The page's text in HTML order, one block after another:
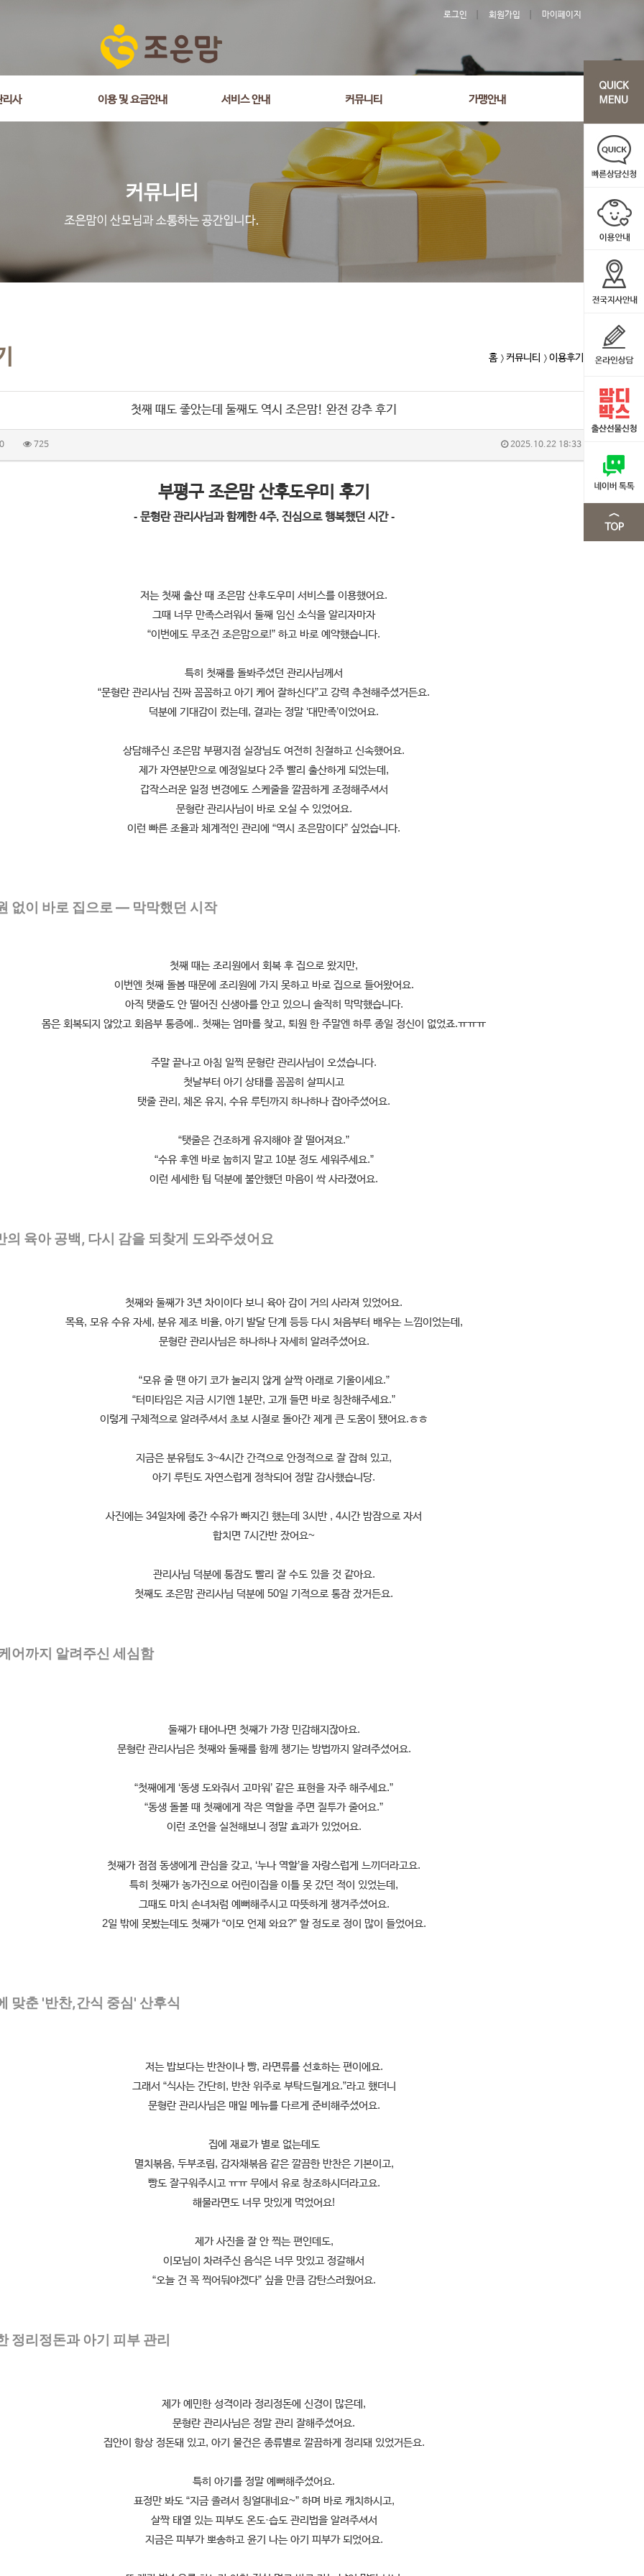
로그인 회원가입 마이페이지
리사 이용 및 요금안내 서비스 안내 커뮤니티 가맹안내
= 0 and wr_datetime <= '2025-10-22 18:33:00' and wr_id <> '2631' order by wr_datetime desc limit 1 asdasf
홈 커뮤니티 이용후기
첫째 때도 좋았는데 둘째도 역시 조은맘! 완전 강추 후기
725 2025.10.22 18:33
부평구 조은맘 산후도우미 후기
- 문형란 관리사님과 함께한 4주, 진심으로 행복했던 시간 -
저는 첫째 출산 때 조은맘 산후도우미 서비스를 이용했어요.
그때 너무 만족스러워서 둘째 임신 소식을 알리자마자
“이번에도 무조건 조은맘으로!” 하고 바로 예약했습니다.
특히 첫째를 돌봐주셨던 관리사님께서
“문형란 관리사님 진짜 꼼꼼하고 아기 케어 잘하신다”고 강력 추천해주셨거든요.
덕분에 기대감이 컸는데, 결과는 정말 ‘대만족’이었어요.
상담해주신 조은맘 부평지점 실장님도 여전히 친절하고 신속했어요.
제가 자연분만으로 예정일보다 2주 빨리 출산하게 되었는데,
갑작스러운 일정 변경에도 스케줄을 깔끔하게 조정해주셔서
문형란 관리사님이 바로 오실 수 있었어요.
이런 빠른 조율과 체계적인 관리에 “역시 조은맘이다” 싶었습니다.
없이 바로 집으로 — 막막했던 시작
첫째 때는 조리원에서 회복 후 집으로 왔지만,
이번엔 첫째 돌봄 때문에 조리원에 가지 못하고 바로 집으로 들어왔어요.
아직 탯줄도 안 떨어진 신생아를 안고 있으니 솔직히 막막했습니다.
몸은 회복되지 않았고 회음부 통증에.. 첫째는 엄마를 찾고, 퇴원 한 주말엔 하루 종일 정신이 없었죠.ㅠㅠㅠ
주말 끝나고 아침 일찍 문형란 관리사님이 오셨습니다.
첫날부터 아기 상태를 꼼꼼히 살피시고
탯줄 관리, 체온 유지, 수유 루틴까지 하나하나 잡아주셨어요.
“탯줄은 건조하게 유지해야 잘 떨어져요.”
“수유 후엔 바로 눕히지 말고 10분 정도 세워주세요.”
이런 세세한 팁 덕분에 불안했던 마음이 싹 사라졌어요.
의 육아 공백, 다시 감을 되찾게 도와주셨어요
첫째와 둘째가 3년 차이이다 보니 육아 감이 거의 사라져 있었어요.
목욕, 모유 수유 자세, 분유 제조 비율, 아기 발달 단계 등등 다시 처음부터 배우는 느낌이었는데,
문형란 관리사님은 하나하나 자세히 알려주셨어요.
“모유 줄 땐 아기 코가 눌리지 않게 살짝 아래로 기울이세요.”
“터미타임은 지금 시기엔 1분만, 고개 들면 바로 칭찬해주세요.”
이렇게 구체적으로 알려주셔서 초보 시절로 돌아간 제게 큰 도움이 됐어요.ㅎㅎ
지금은 분유텀도 3~4시간 간격으로 안정적으로 잘 잡혀 있고,
아기 루틴도 자연스럽게 정착되어 정말 감사했습니당.
사진에는 34일차에 중간 수유가 빠지긴 했는데 3시반 , 4시간 밤잠으로 자서
합치면 7시간반 잤어요~
관리사님 덕분에 통잠도 빨리 잘 수도 있을 것 같아요.
첫째도 조은맘 관리사님 덕분에 50일 기적으로 통잠 잤거든요.
어까지 알려주신 세심함
둘째가 태어나면 첫째가 가장 민감해지잖아요.
문형란 관리사님은 첫째와 둘째를 함께 챙기는 방법까지 알려주셨어요.
“첫째에게 ‘동생 도와줘서 고마워’ 같은 표현을 자주 해주세요.”
“동생 돌볼 때 첫째에게 작은 역할을 주면 질투가 줄어요.”
이런 조언을 실천해보니 정말 효과가 있었어요.
첫째가 점점 동생에게 관심을 갖고, ‘누나 역할’을 자랑스럽게 느끼더라고요.
특히 첫째가 농가진으로 어린이집을 이틀 못 갔던 적이 있었는데,
그때도 마치 손녀처럼 예뻐해주시고 따뜻하게 챙겨주셨어요.
2일 밖에 못봤는데도 첫째가 “이모 언제 와요?” 할 정도로 정이 많이 들었어요.
맞춘 '반찬,간식 중심' 산후식
저는 밥보다는 반찬이나 빵, 라면류를 선호하는 편이에요.
그래서 “식사는 간단히, 반찬 위주로 부탁드릴게요.”라고 했더니
문형란 관리사님은 매일 메뉴를 다르게 준비해주셨어요.
집에 재료가 별로 없는데도
멸치볶음, 두부조림, 감자채볶음 같은 깔끔한 반찬은 기본이고,
빵도 잘구워주시고 ㅠㅠ 무에서 유로 창조하시더라고요.
해물라면도 너무 맛있게 먹었어요!
제가 사진을 잘 안 찍는 편인데도,
이모님이 차려주신 음식은 너무 맛있고 정갈해서
“오늘 건 꼭 찍어둬야겠다” 싶을 만큼 감탄스러웠어요.
정리정돈과 아기 피부 관리
제가 예민한 성격이라 정리정돈에 신경이 많은데,
문형란 관리사님은 정말 관리 잘해주셨어요.
집안이 항상 정돈돼 있고, 아기 물건은 종류별로 깔끔하게 정리돼 있었거든요.
특히 아기를 정말 예뻐해주셨어요.
표정만 봐도 “지금 졸려서 칭얼대네요~” 하며 바로 캐치하시고,
살짝 태열 있는 피부도 온도·습도 관리법을 알려주셔서
지금은 피부가 뽀송하고 윤기 나는 아기 피부가 되었어요.